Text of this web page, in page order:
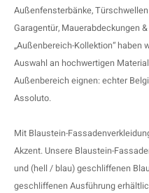
Außenfensterbänke,
Garagentür, Mauerabdeckungen &
„Außenbereich-Kollektion“
Auswahl an hochwertigen
Außenbereich eignen: echter
Assoluto.
Mit Blaustein-
Akzent. Unsere Blaustein-
und (hell / blau) geschliffenen
geschliffenen Ausführung